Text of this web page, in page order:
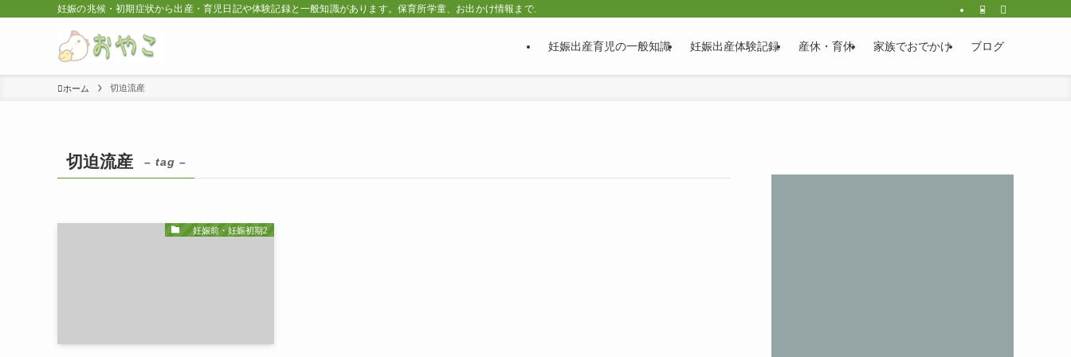
妊娠の兆候・初期症状から出産・育児日記や体験記録と一般知識があります。保育所学童、お出かけ情報まで。
妊娠出産育児の一般知識 妊娠出産体験記録 産休・育休 家族でおでかけ ブログ
ホーム 切迫流産
切迫流産 – tag –
妊娠前・妊娠初期2